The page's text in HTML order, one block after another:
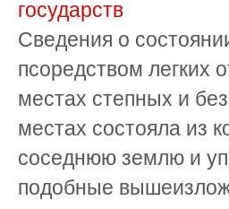
государств
Сведения о
псоpедством легких
местах степных и
местах состояла из
соседнюю землю и
подобные